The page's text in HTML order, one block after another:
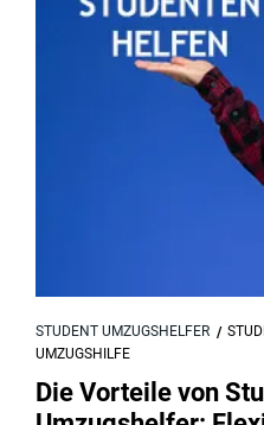
STUDENT UMZUGSHELFER
UMZUGSHILFE
Die Vorteile von